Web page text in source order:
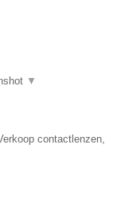
▼
contactlenzen,